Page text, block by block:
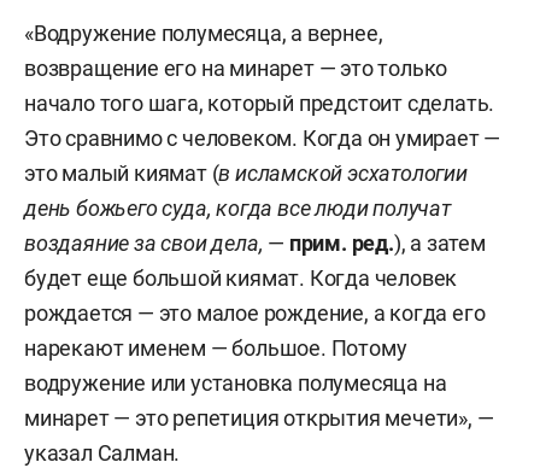
«Водружение полумесяца, а вернее,
возвращение его на минарет — это только
начало того шага, который предстоит сделать.
Это сравнимо с человеком. Когда он умирает —
это малый киямат (в исламской эсхатологии
день божьего суда, когда все люди получат
воздаяние за свои дела, — прим. ред.), а затем
будет еще большой киямат. Когда человек
рождается — это малое рождение, а когда его
нарекают именем — большое. Потому
водружение или установка полумесяца на
минарет — это репетиция открытия мечети», —
указал Салман.